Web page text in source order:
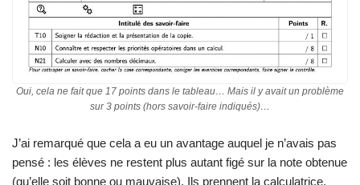
Oui, cela ne fait que 17 points dans le tableau… Mais il y avait un problème
sur 3 points (hors savoir-faire indiqués)…
J’ai remarqué que cela a eu un avantage auquel je n’avais pas
pensé : les élèves ne restent plus autant figé sur la note obtenue
(qu’elle soit bonne ou mauvaise). Ils prennent la calculatrice,